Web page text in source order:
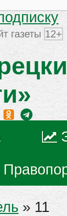
газеты 12+
» 11